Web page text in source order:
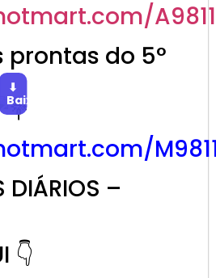
.com/
do 5°
⬇
Baixar
.com/
DIÁRIOS –
👇